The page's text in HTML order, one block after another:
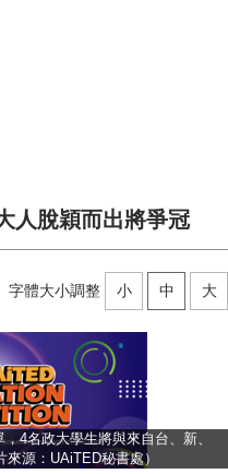
人脫穎而出將爭冠
字體大小調整 小 中 大
4名政大學生將與來自台、新、
源：UAiTED秘書處）